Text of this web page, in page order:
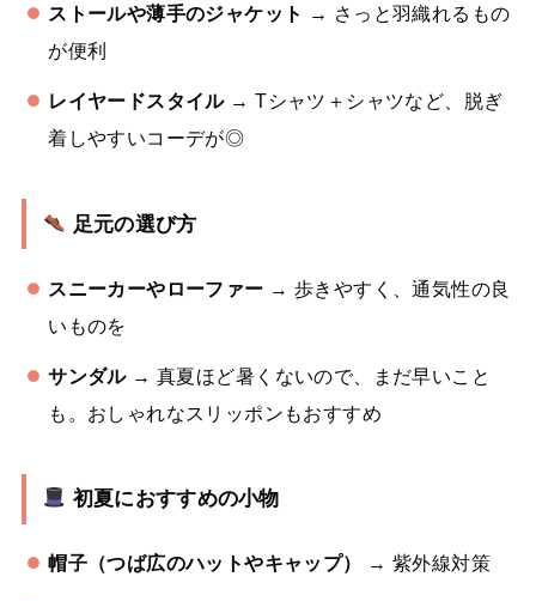
ストールや薄手のジャケット
→ さっと羽織れるもの
が便利
レイヤードスタイル→ Tシャツ＋シャツなど、脱ぎ
着しやすいコーデが◎
足元の選び方
スニーカーやローファー → 歩きやすく、通気性の良
いものを
サンダル→ 真夏ほど暑くないので、まだ早いこと
も。おしゃれなスリッポンもおすすめ
初夏におすすめの小物
帽子（つば広のハットやキャップ） → 紫外線対策